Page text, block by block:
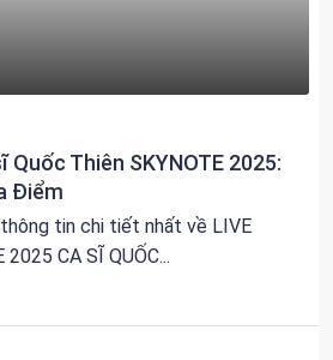
Thiên SKYNOTE 2025:
Điểm
tin chi tiết nhất về LIVE
2025 CA SĨ QUỐC...